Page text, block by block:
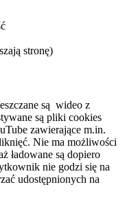
stronę)
są wideo z
są pliki cookies
zawierające m.in.
Nie ma możliwości
ładowane są dopiero
nie godzi się na
udostępnionych na